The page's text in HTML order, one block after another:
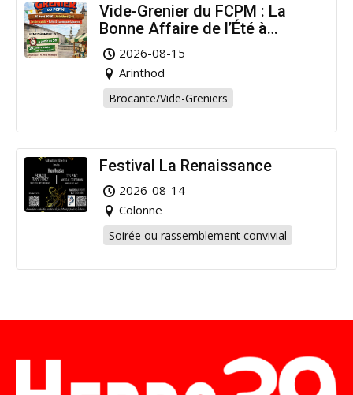
Vide-Grenier du FCPM : La
Bonne Affaire de l’Été à
Arinthod !
2026-08-15
Arinthod
Brocante/Vide-Greniers
Festival La Renaissance
2026-08-14
Colonne
Soirée ou rassemblement convivial